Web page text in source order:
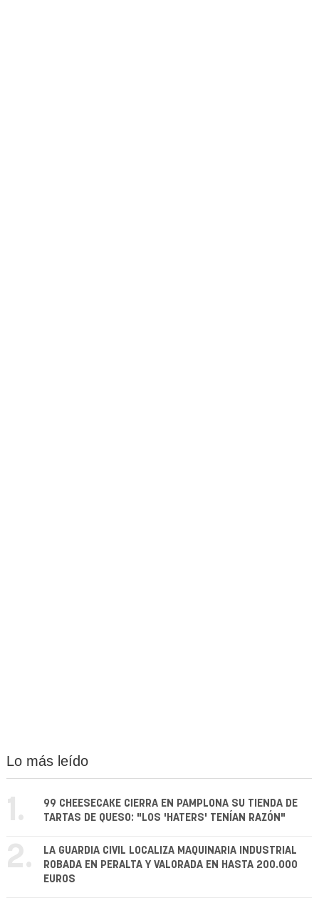
Lo más leído
1.
99 CHEESECAKE CIERRA EN PAMPLONA SU TIENDA DE
TARTAS DE QUESO: "LOS 'HATERS' TENÍAN RAZÓN"
2.
LA GUARDIA CIVIL LOCALIZA MAQUINARIA INDUSTRIAL
ROBADA EN PERALTA Y VALORADA EN HASTA 200.000
EUROS